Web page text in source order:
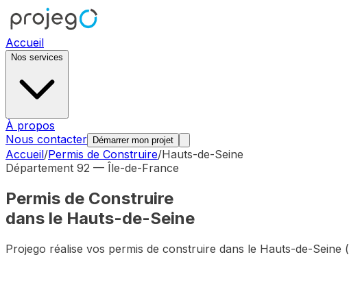
Accueil
Nos services
À propos
Nous contacter
Démarrer mon projet
Accueil/Permis de Construire/Hauts-de-Seine
Département 92 — Île-de-France
Permis de Construire
dans le Hauts-de-Seine
Projego réalise vos permis de construire dans le Hauts-de-Seine